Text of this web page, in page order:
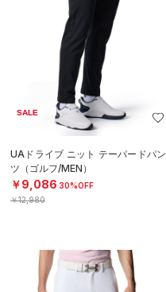
SALE
UAドライブ ニット テーパードパン
ツ（ゴルフ/MEN）
￥9,086 30%OFF
￥12,980